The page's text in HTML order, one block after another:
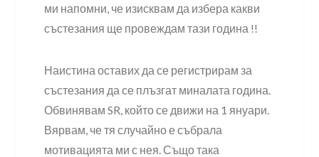
ми напомни, че изисквам да избера какви
състезания ще провеждам тази година !!
Наистина оставих да се регистрирам за
състезания да се плъзгат миналата година.
Обвинявам SR, който се движи на 1 януари.
Вярвам, че тя случайно е събрала
мотивацията ми с нея. Също така